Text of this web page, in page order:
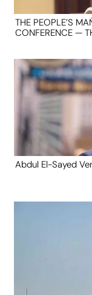
THE PEOPLE’S
CONFERENCE —
Abdul El-Sayed